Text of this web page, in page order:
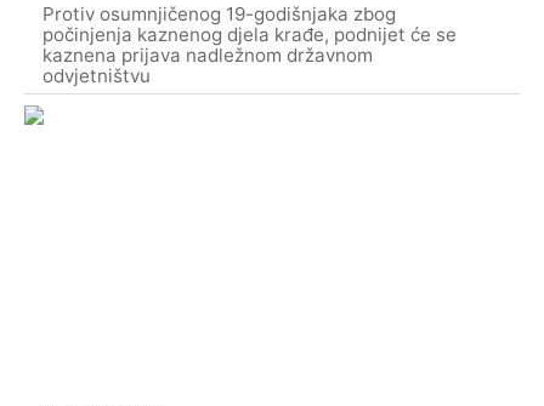
Protiv osumnjičenog 19-godišnjaka zbog
počinjenja kaznenog djela krađe, podnijet će se
kaznena prijava nadležnom državnom
odvjetništvu